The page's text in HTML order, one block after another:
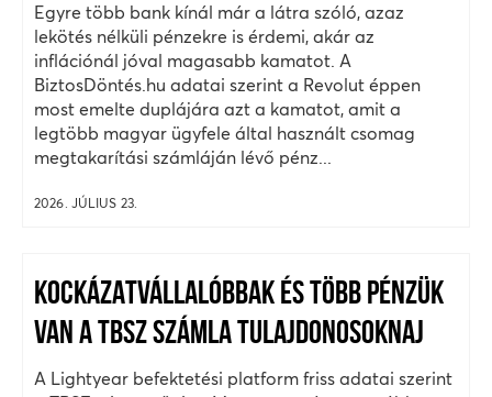
Egyre több bank kínál már a látra szóló, azaz
lekötés nélküli pénzekre is érdemi, akár az
inflációnál jóval magasabb kamatot. A
BiztosDöntés.hu adatai szerint a Revolut éppen
most emelte duplájára azt a kamatot, amit a
legtöbb magyar ügyfele által használt csomag
megtakarítási számláján lévő pénz...
2026. JÚLIUS 23.
KOCKÁZATVÁLLALÓBBAK ÉS TÖBB PÉNZÜK
VAN A TBSZ SZÁMLA TULAJDONOSOKNAJ
A Lightyear befektetési platform friss adatai szerint